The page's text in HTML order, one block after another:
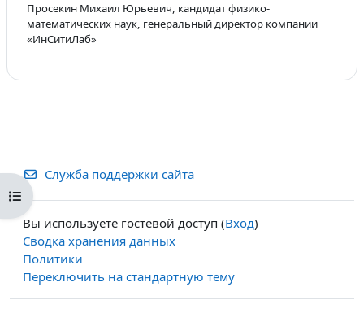
Открыть оглавление курса
Просекин Михаил Юрьевич, кандидат физико-
математических наук, генеральный директор компании
«ИнСитиЛаб»
Служба поддержки сайта
Вы используете гостевой доступ (Вход)
Сводка хранения данных
Политики
Переключить на стандартную тему